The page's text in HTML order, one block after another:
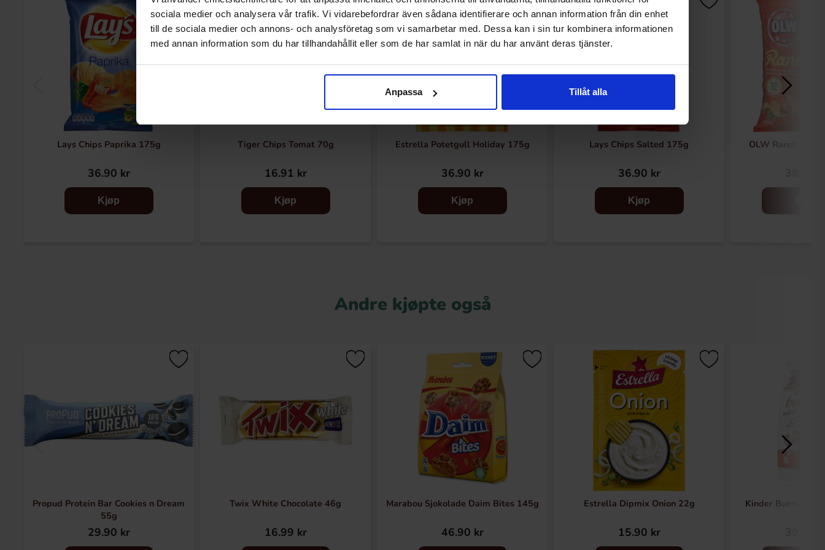
sociala medier och analysera vår trafik. Vi vidarebefordrar även sådana identifierare och annan information från din enhet
till de sociala medier och annons- och analysföretag som vi samarbetar med. Dessa kan i sin tur kombinera informationen
med annan information som du har tillhandahållit eller som de har samlat in när du har använt deras tjänster.
Anpassa Tillåt alla
Lays Chips Paprika 175g
36.90 kr
Kjøp
Tiger Chips Tomat 70g
16.91 kr
Kjøp
Estrella Potetgull Holiday 175g
36.90 kr
Kjøp
Lays Chips Salted 175g
36.90 kr
Kjøp
OLW Ranch
Andre kjøpte også
Propud Protein Bar Cookies n Dream
55g
29.90 kr
Twix White Chocolate 46g
16.99 kr
Marabou Sjokolade Daim Bites 145g
46.90 kr
Estrella Dipmix Onion 22g
15.90 kr
Kinder Bueno Mini